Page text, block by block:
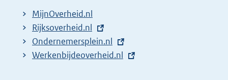
l
i
n
k
MijnOverheid.nl
E
x
t
Rijksoverheid.nl
E
x
Ondernemersplein.nl
E
Werkenbijdeoverheid.nl